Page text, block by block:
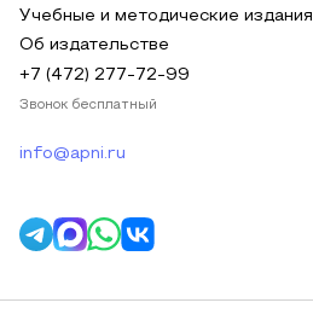
Учебные и методические издания
Об издательстве
+7 (472) 277-72-99
Звонок бесплатный
info@apni.ru